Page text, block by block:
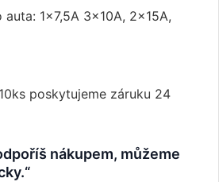
1x7,5A 3x10A, 2x15A,
poskytujeme záruku 24
nákupem, můžeme